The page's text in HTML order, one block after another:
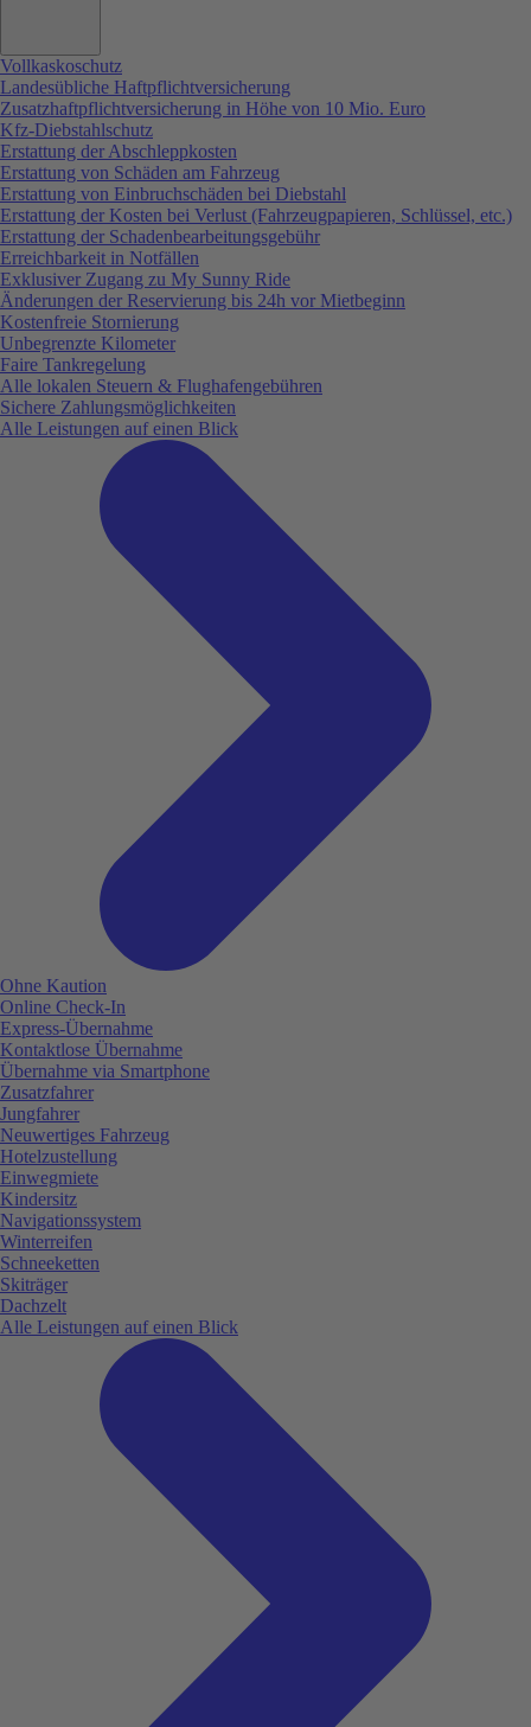
Vollkaskoschutz
Landesübliche Haftpflichtversicherung
Zusatzhaftpflichtversicherung in Höhe von 10 Mio. Euro
Kfz-Diebstahlschutz
Erstattung der Abschleppkosten
Erstattung von Schäden am Fahrzeug
Erstattung von Einbruchschäden bei Diebstahl
Erstattung der Kosten bei Verlust (Fahrzeugpapieren, Schlüssel, etc.)
Erstattung der Schadenbearbeitungsgebühr
Erreichbarkeit in Notfällen
Exklusiver Zugang zu My Sunny Ride
Änderungen der Reservierung bis 24h vor Mietbeginn
Kostenfreie Stornierung
Unbegrenzte Kilometer
Faire Tankregelung
Alle lokalen Steuern & Flughafengebühren
Sichere Zahlungsmöglichkeiten
Alle Leistungen auf einen Blick
Ohne Kaution
Online Check-In
Express-Übernahme
Kontaktlose Übernahme
Übernahme via Smartphone
Zusatzfahrer
Jungfahrer
Neuwertiges Fahrzeug
Hotelzustellung
Einwegmiete
Kindersitz
Navigationssystem
Winterreifen
Schneeketten
Skiträger
Dachzelt
Alle Leistungen auf einen Blick